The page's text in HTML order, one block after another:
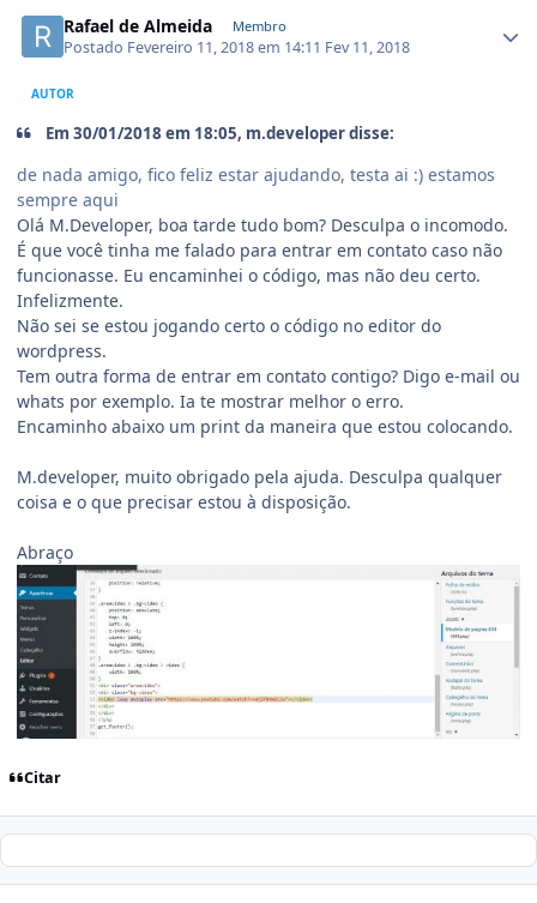
Rafael de Almeida Membro
Postado Fevereiro 11, 2018 em 14:11 Fev 11, 2018
AUTOR
Em 30/01/2018 em 18:05, m.developer disse:
de nada amigo, fico feliz estar ajudando, testa ai :) estamos
sempre aqui
Olá M.Developer, boa tarde tudo bom? Desculpa o incomodo.
É que você tinha me falado para entrar em contato caso não
funcionasse. Eu encaminhei o código, mas não deu certo.
Infelizmente.
Não sei se estou jogando certo o código no editor do
wordpress.
Tem outra forma de entrar em contato contigo? Digo e-mail ou
whats por exemplo. Ia te mostrar melhor o erro.
Encaminho abaixo um print da maneira que estou colocando.
M.developer, muito obrigado pela ajuda. Desculpa qualquer
coisa e o que precisar estou à disposição.
Abraço
Citar